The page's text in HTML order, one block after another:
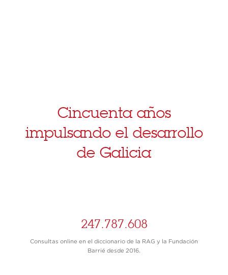
Cincuenta años
impulsando el desarrollo
de Galicia
247.787.608
Consultas online en el diccionario de la RAG y la Fundación
Barrié desde 2016.